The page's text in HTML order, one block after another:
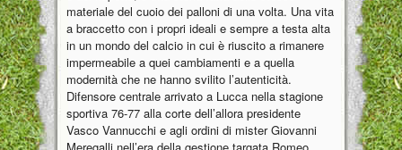
materiale del cuoio dei palloni di una volta. Una vita
a braccetto con i propri ideali e sempre a testa alta
in un mondo del calcio in cui è riuscito a rimanere
impermeabile a quei cambiamenti e a quella
modernità che ne hanno svilito l’autenticità.
Difensore centrale arrivato a Lucca nella stagione
sportiva 76-77 alla corte dell’allora presidente
Vasco Vannucchi e agli ordini di mister Giovanni